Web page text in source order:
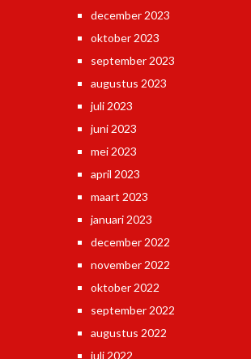
december 2023
oktober 2023
september 2023
augustus 2023
juli 2023
juni 2023
mei 2023
april 2023
maart 2023
januari 2023
december 2022
november 2022
oktober 2022
september 2022
augustus 2022
juli 2022